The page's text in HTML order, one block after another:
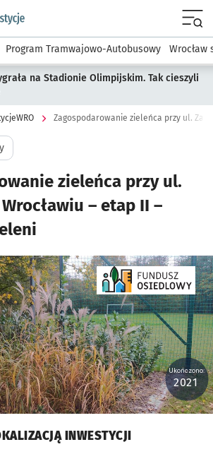
wroclaw.pl podserwis:
Program Tramwajowo-Autobusowy Wrocław
na Stadionie Olimpijskim. Tak cieszyli
zieleńca przy ul.
– etap II –
Ukończono:
2021
INWESTYCJI